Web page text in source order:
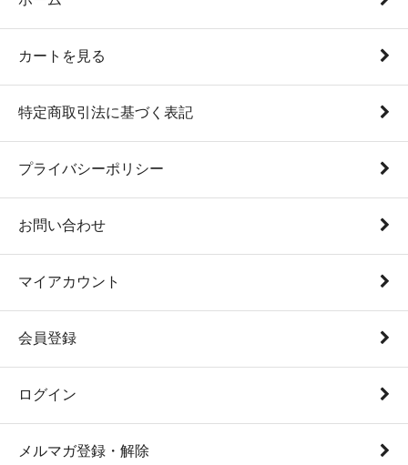
カートを見る
特定商取引法に基づく表記
プライバシーポリシー
お問い合わせ
マイアカウント
会員登録
ログイン
メルマガ登録・解除